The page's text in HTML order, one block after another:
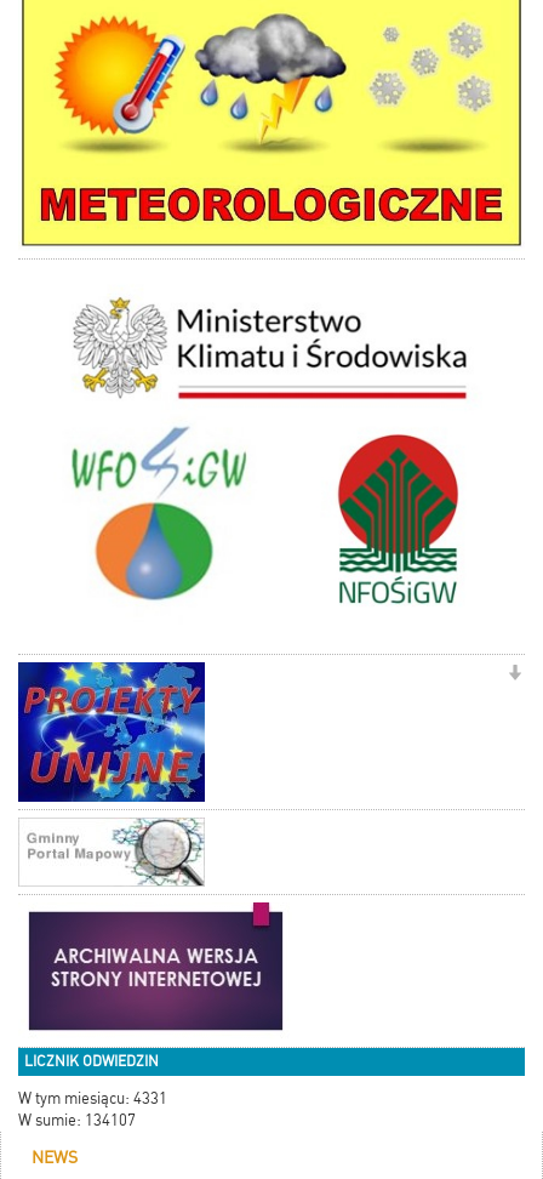
LICZNIK ODWIEDZIN
W tym miesiącu: 4331
W sumie: 134107
NEWS